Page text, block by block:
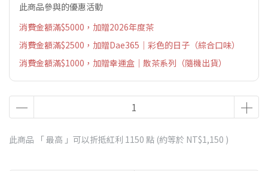
此商品參與的優惠活動
消費金額滿$5000，加贈2026年度茶
消費金額滿$2500，加贈Dae365｜彩色的日子（綜合口味）
消費金額滿$1000，加贈幸運盒｜散茶系列（隨機出貨）
此商品 「 最高 」可以折抵紅利 1150 點 (約等於 NT$1,150 )